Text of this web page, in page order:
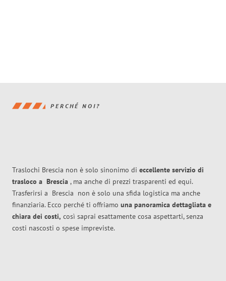
PERCHÉ NOI?
Traslochi Brescia non è solo sinonimo di eccellente servizio di
trasloco a Brescia , ma anche di prezzi trasparenti ed equi.
Trasferirsi a Brescia non è solo una sfida logistica ma anche
finanziaria. Ecco perché ti offriamo una panoramica dettagliata e
chiara dei costi, così saprai esattamente cosa aspettarti, senza
costi nascosti o spese impreviste.